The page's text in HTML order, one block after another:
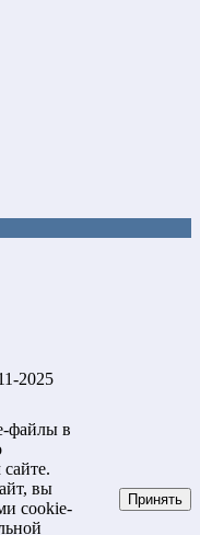
2025
файлы в
вы
cookie-
Принять